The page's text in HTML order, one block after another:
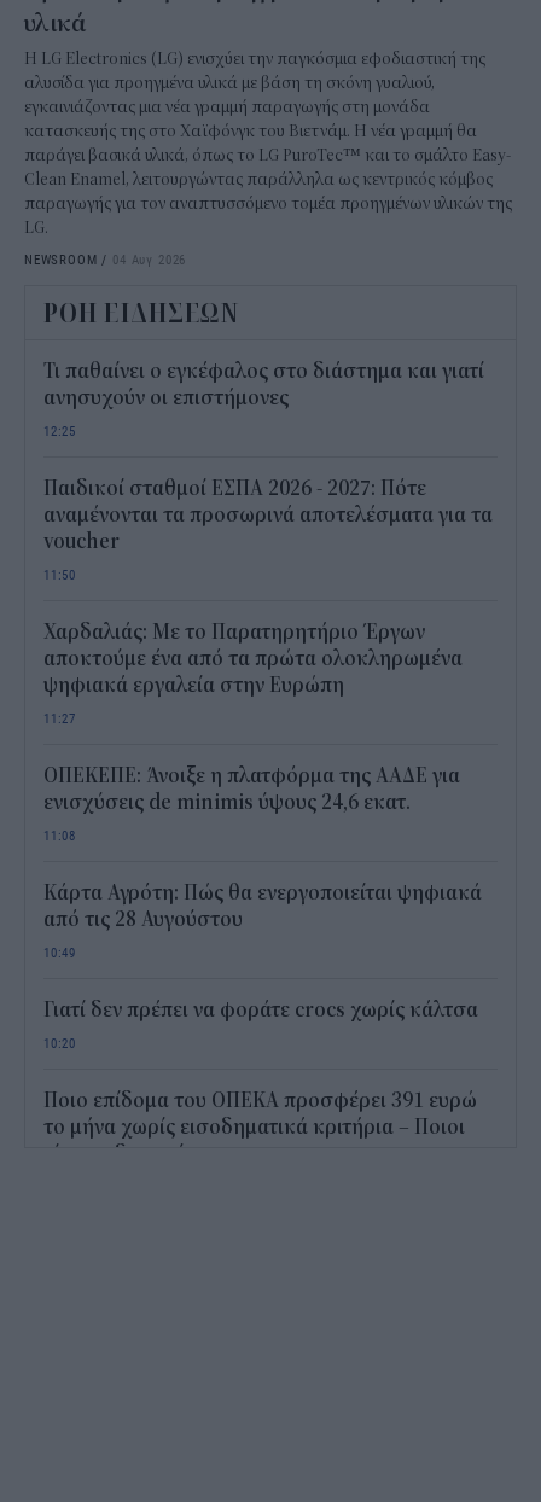
υλικά
Η LG Electronics (LG) ενισχύει την παγκόσμια εφοδιαστική της
αλυσίδα για προηγμένα υλικά με βάση τη σκόνη γυαλιού,
εγκαινιάζοντας μια νέα γραμμή παραγωγής στη μονάδα
κατασκευής της στο Χαϊφόνγκ του Βιετνάμ. Η νέα γραμμή θα
παράγει βασικά υλικά, όπως το LG PuroTec™ και το σμάλτο Easy-
Clean Enamel, λειτουργώντας παράλληλα ως κεντρικός κόμβος
παραγωγής για τον αναπτυσσόμενο τομέα προηγμένων υλικών της
LG.
NEWSROOM / 04 Αυγ 2026
ΡΟΗ ΕΙΔΗΣΕΩΝ
Τι παθαίνει ο εγκέφαλος στο διάστημα και γιατί
ανησυχούν οι επιστήμονες
12:25
Παιδικοί σταθμοί ΕΣΠΑ 2026 - 2027: Πότε
αναμένονται τα προσωρινά αποτελέσματα για τα
voucher
11:50
Χαρδαλιάς: Με το Παρατηρητήριο Έργων
αποκτούμε ένα από τα πρώτα ολοκληρωμένα
ψηφιακά εργαλεία στην Ευρώπη
11:27
ΟΠΕΚΕΠΕ: Άνοιξε η πλατφόρμα της ΑΑΔΕ για
ενισχύσεις de minimis ύψους 24,6 εκατ.
11:08
Κάρτα Αγρότη: Πώς θα ενεργοποιείται ψηφιακά
από τις 28 Αυγούστου
10:49
Γιατί δεν πρέπει να φοράτε crocs χωρίς κάλτσα
10:20
Ποιο επίδομα του ΟΠΕΚΑ προσφέρει 391 ευρώ
το μήνα χωρίς εισοδηματικά κριτήρια – Ποιοι
είναι οι δικαιούχοι